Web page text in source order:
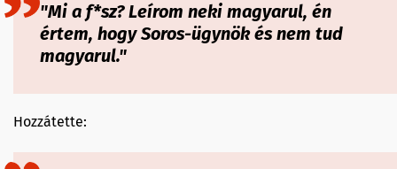
"Mi a f*sz? Leírom neki magyarul, én
értem, hogy Soros-ügynök és nem tud
magyarul."
Hozzátette: